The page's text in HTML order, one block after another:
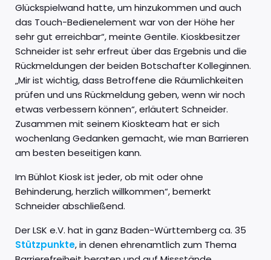
Glückspielwand hatte, um hinzukommen und auch
das Touch-Bedienelement war von der Höhe her
sehr gut erreichbar“, meinte Gentile. Kioskbesitzer
Schneider ist sehr erfreut über das Ergebnis und die
Rückmeldungen der beiden Botschafter Kolleginnen.
„Mir ist wichtig, dass Betroffene die Räumlichkeiten
prüfen und uns Rückmeldung geben, wenn wir noch
etwas verbessern können“, erläutert Schneider.
Zusammen mit seinem Kioskteam hat er sich
wochenlang Gedanken gemacht, wie man Barrieren
am besten beseitigen kann.
Im Bühlot Kiosk ist jeder, ob mit oder ohne
Behinderung, herzlich willkommen“, bemerkt
Schneider abschließend.
Der LSK e.V. hat in ganz Baden-Württemberg ca. 35
Stützpunkte, in denen ehrenamtlich zum Thema